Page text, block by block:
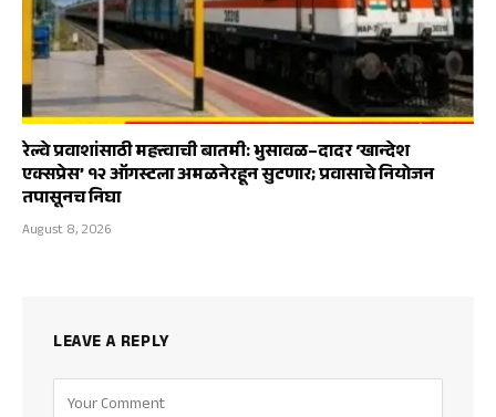
रेल्वे प्रवाशांसाठी महत्त्वाची बातमी: भुसावळ–दादर ‘खान्देश
एक्सप्रेस’ १२ ऑगस्टला अमळनेरहून सुटणार; प्रवासाचे नियोजन
तपासूनच निघा
August 8, 2026
LEAVE A REPLY